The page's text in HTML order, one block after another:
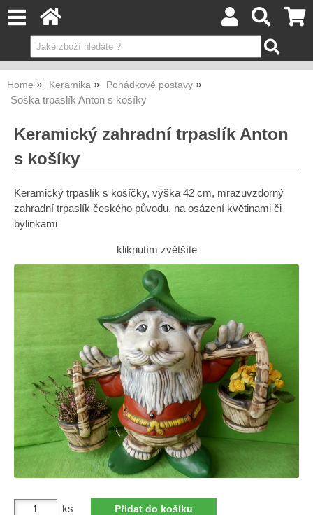
Home Keramika Pohádkové postavy
Soška trpaslík Anton s košíky
Keramický zahradní trpaslík Anton
s košíky
Keramický trpaslík s košíčky, výška 42 cm, mrazuvzdorný
zahradní trpaslík českého původu, na osázení květinami či
bylinkami
kliknutím zvětšíte
ks